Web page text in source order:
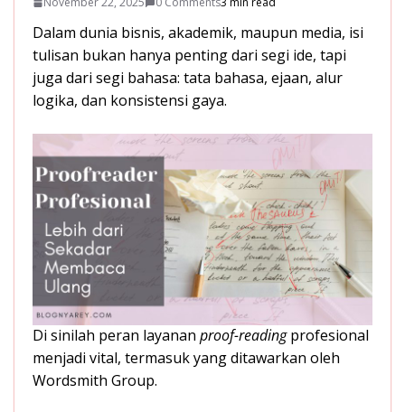
Dalam dunia bisnis, akademik, maupun media, isi
tulisan bukan hanya penting dari segi ide, tapi
juga dari segi bahasa: tata bahasa, ejaan, alur
logika, dan konsistensi gaya.
Di sinilah peran layanan proof-readingprofesional
menjadi vital, termasuk yang ditawarkan oleh
Wordsmith Group.